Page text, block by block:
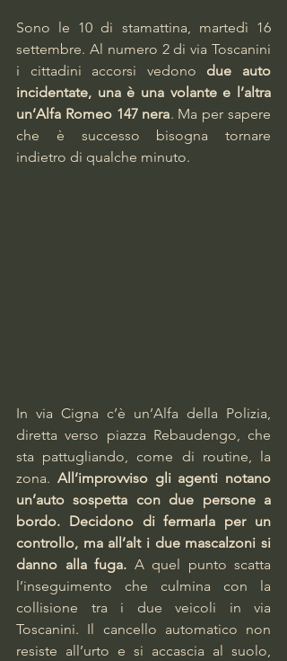
Sono le 10 di stamattina, martedì 16
settembre. Al numero 2 di via Toscanini
i cittadini accorsi vedono due auto
incidentate, una è una volante e l’altra
un’Alfa Romeo 147 nera. Ma per sapere
che è successo bisogna tornare
indietro di qualche minuto.
In via Cigna c’è un’Alfa della Polizia,
diretta verso piazza Rebaudengo, che
sta pattugliando, come di routine, la
zona. All’improvviso gli agenti notano
un’auto sospetta con due persone a
bordo. Decidono di fermarla per un
controllo, ma all’alt i due mascalzoni si
danno alla fuga. A quel punto scatta
l’inseguimento che culmina con la
collisione tra i due veicoli in via
Toscanini. Il cancello automatico non
resiste all’urto e si accascia al suolo,